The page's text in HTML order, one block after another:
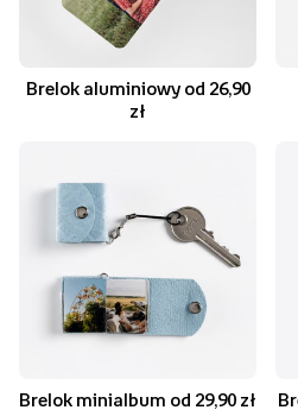
Brelok aluminiowy od 26,90
zł
Brelok minialbum od 29,90 zł